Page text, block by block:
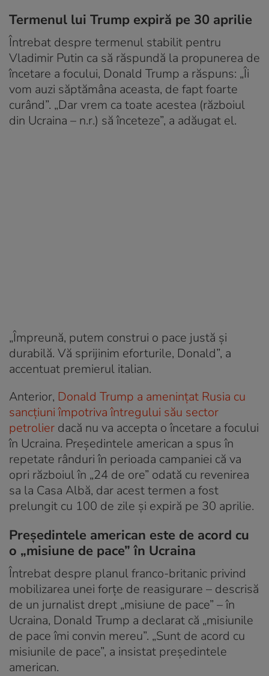
Termenul lui Trump expiră pe 30 aprilie
Întrebat despre termenul stabilit pentru
Vladimir Putin ca să răspundă la propunerea de
încetare a focului, Donald Trump a răspuns: „Îi
vom auzi săptămâna aceasta, de fapt foarte
curând”. „Dar vrem ca toate acestea (războiul
din Ucraina – n.r.) să înceteze”, a adăugat el.
„Împreună, putem construi o pace justă și
durabilă. Vă sprijinim eforturile, Donald”, a
accentuat premierul italian.
Anterior, Donald Trump a amenințat Rusia cu
sancțiuni împotriva întregului său sector
petrolier dacă nu va accepta o încetare a focului
în Ucraina. Președintele american a spus în
repetate rânduri în perioada campaniei că va
opri războiul în „24 de ore” odată cu revenirea
sa la Casa Albă, dar acest termen a fost
prelungit cu 100 de zile și expiră pe 30 aprilie.
Președintele american este de acord cu
o „misiune de pace” în Ucraina
Întrebat despre planul franco-britanic privind
mobilizarea unei forțe de reasigurare – descrisă
de un jurnalist drept „misiune de pace” – în
Ucraina, Donald Trump a declarat că „misiunile
de pace îmi convin mereu”. „Sunt de acord cu
misiunile de pace”, a insistat președintele
american.